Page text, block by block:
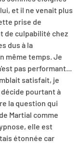
et il ne venait plus
prise de
de culpabilité chez
dus à la
même temps. Je
pas performant...
satisfait, je
pourtant à
la question qui
Martial comme
elle est
étonnée car